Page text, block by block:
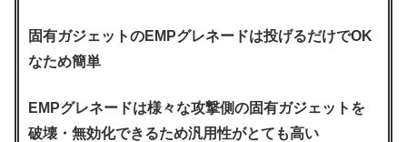
固有ガジェットのEMPグレネードは投げるだけでOK
なため簡単
EMPグレネードは様々な攻撃側の固有ガジェットを
破壊・無効化できるため汎用性がとても高い